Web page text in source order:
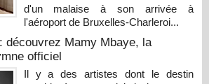
d'un malaise à son arrivée à
l'aéroport de Bruxelles-Charleroi...
découvrez Mamy Mbaye, la
officiel
Il y a des artistes dont le destin